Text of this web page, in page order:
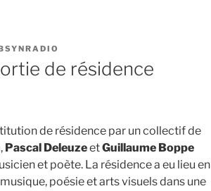
de résidence
de résidence par un collectif de
, Pascal DeleuzeetGuillaume Boppe
et poète. La résidence a eu lieu en
poésie et arts visuels dans une